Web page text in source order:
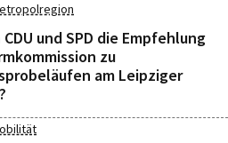
und SPD die Empfehlung
zu
am Leipziger